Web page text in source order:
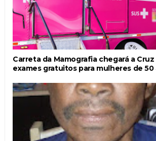
Carreta da Mamografia chegará a
exames gratuitos para mulheres de 50